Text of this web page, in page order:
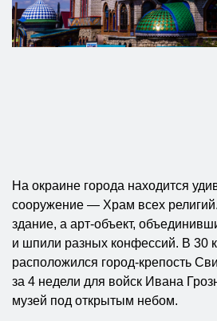
На окраине города находится
сооружение — Храм всех
здание, а арт-объект,
и шпили разных конфессий. В 30
расположился город-крепость
за 4 недели для войск Ивана
музей под открытым небом.